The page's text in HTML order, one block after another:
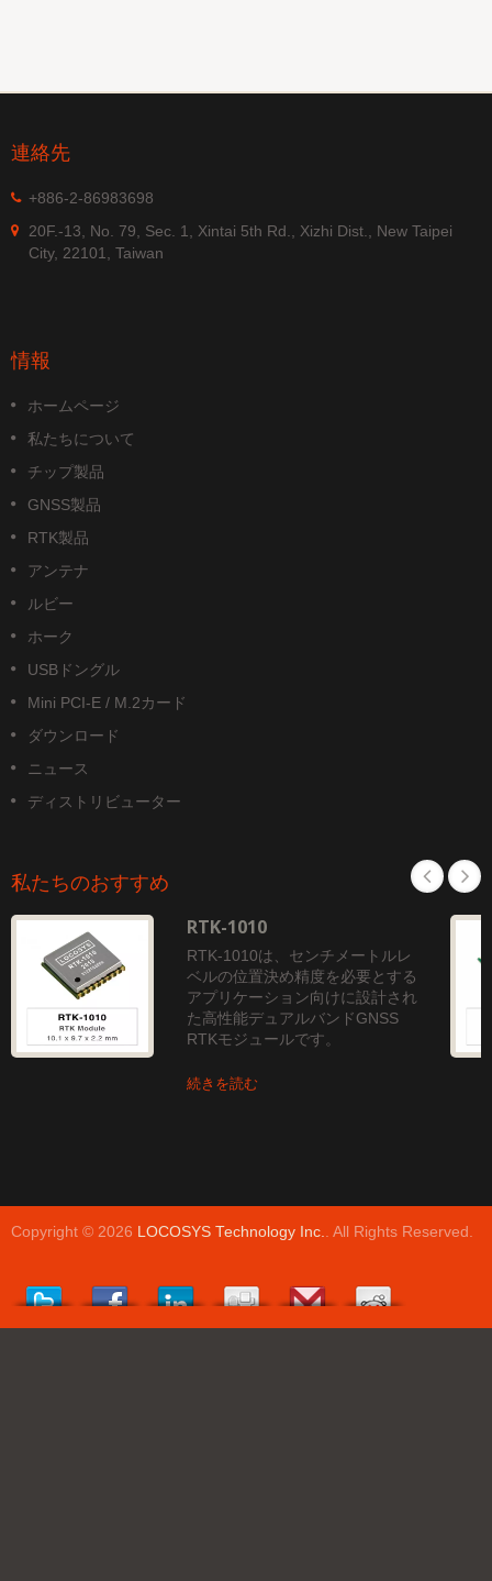
連絡先
+886-2-86983698
20F.-13, No. 79, Sec. 1, Xintai 5th Rd., Xizhi Dist., New Taipei
City, 22101, Taiwan
情報
ホームページ
私たちについて
チップ製品
GNSS製品
RTK製品
アンテナ
ルビー
ホーク
USBドングル
Mini PCI-E / M.2カード
ダウンロード
ニュース
ディストリビューター
私たちのおすすめ
RTK-1010
RTK-1010は、センチメートルレ
ベルの位置決め精度を必要とする
アプリケーション向けに設計され
た高性能デュアルバンドGNSS
RTKモジュールです。
続きを読む
Copyright © 2026 LOCOSYS Technology Inc.. All Rights Reserved.